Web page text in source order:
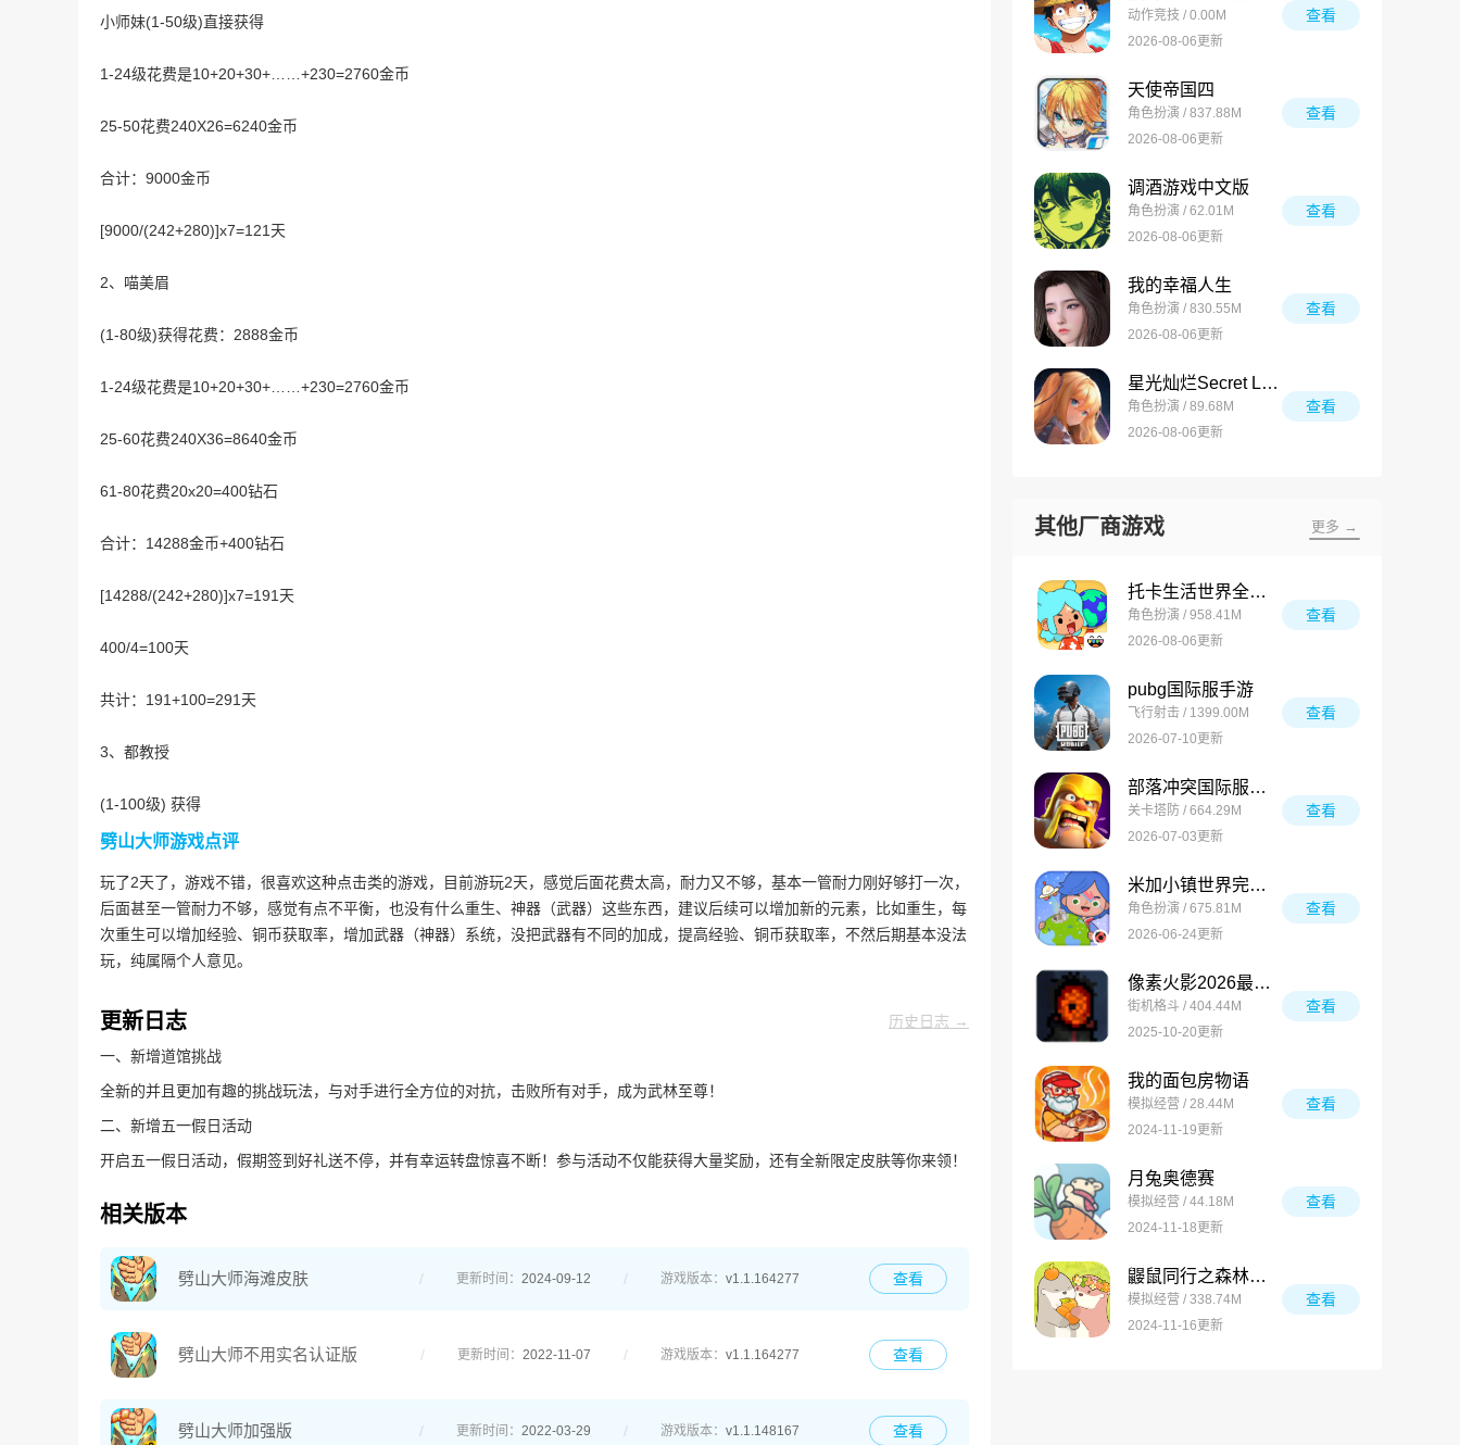
小师妹(1-50级)直接获得
1-24级花费是10+20+30+……+230=2760金币
25-50花费240X26=6240金币
合计：9000金币
[9000/(242+280)]x7=121天
2、喵美眉
(1-80级)获得花费：2888金币
1-24级花费是10+20+30+……+230=2760金币
25-60花费240X36=8640金币
61-80花费20x20=400钻石
合计：14288金币+400钻石
[14288/(242+280)]x7=191天
400/4=100天
共计：191+100=291天
3、都教授
(1-100级) 获得
劈山大师游戏点评
玩了2天了，游戏不错，很喜欢这种点击类的游戏，目前游玩2天，感觉后面花费太高，耐力又不够，基本一管耐力刚好够打一次，
后面甚至一管耐力不够，感觉有点不平衡，也没有什么重生、神器（武器）这些东西，建议后续可以增加新的元素，比如重生，每
次重生可以增加经验、铜币获取率，增加武器（神器）系统，没把武器有不同的加成，提高经验、铜币获取率，不然后期基本没法
玩，纯属隔个人意见。
更新日志
历史日志 →
一、新增道馆挑战
全新的并且更加有趣的挑战玩法，与对手进行全方位的对抗，击败所有对手，成为武林至尊！
二、新增五一假日活动
开启五一假日活动，假期签到好礼送不停，并有幸运转盘惊喜不断！参与活动不仅能获得大量奖励，还有全新限定皮肤等你来领！
相关版本
劈山大师海滩皮肤 更新时间： 2024-09-12 游戏版本： v1.1.164277 查看
劈山大师不用实名认证版 更新时间： 2022-11-07 游戏版本： v1.1.164277 查看
劈山大师加强版 更新时间： 2022-03-29 游戏版本： v1.1.148167 查看
动作竞技 / 0.00M
2026-08-06更新
查看
天使帝国四
角色扮演 / 837.88M
2026-08-06更新
查看
调酒游戏中文版
角色扮演 / 62.01M
2026-08-06更新
查看
我的幸福人生
角色扮演 / 830.55M
2026-08-06更新
查看
星光灿烂Secret Love
角色扮演 / 89.68M
2026-08-06更新
查看
其他厂商游戏 更多 →
托卡生活世界全解锁版
角色扮演 / 958.41M
2026-08-06更新
查看
pubg国际服手游
飞行射击 / 1399.00M
2026-07-10更新
查看
部落冲突国际服最新版
关卡塔防 / 664.29M
2026-07-03更新
查看
米加小镇世界完整版
角色扮演 / 675.81M
2026-06-24更新
查看
像素火影2026最新版
街机格斗 / 404.44M
2025-10-20更新
查看
我的面包房物语
模拟经营 / 28.44M
2024-11-19更新
查看
月兔奥德赛
模拟经营 / 44.18M
2024-11-18更新
查看
鼹鼠同行之森林之家万圣节版
模拟经营 / 338.74M
2024-11-16更新
查看